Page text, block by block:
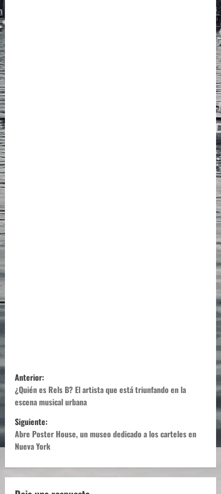
N
a
v
e
g
a
Anterior:
¿Quién es Rels B? El artista que está triunfando en la
escena musical urbana
Siguiente:
Abre Poster House, un museo dedicado a los carteles en
Nueva York